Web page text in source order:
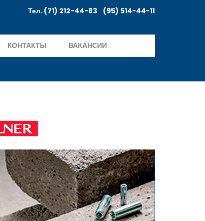
Тел. (71) 212-44-83 (95) 514-44-11
КОНТАКТЫ ВАКАНСИИ